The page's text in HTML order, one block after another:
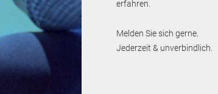
erfahren.
Melden Sie sich gerne.
Jederzeit & unverbindlich.